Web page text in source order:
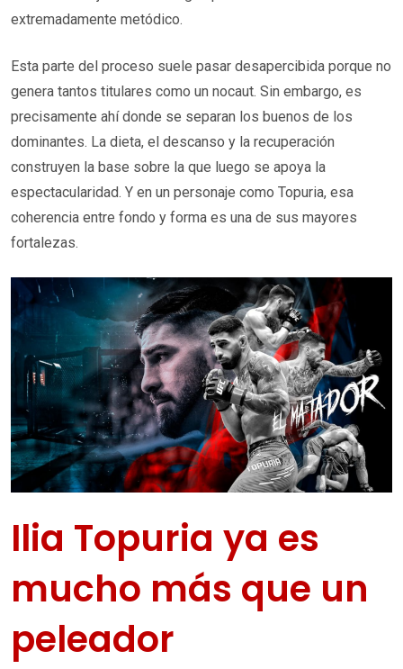
extremadamente metódico.
Esta parte del proceso suele pasar desapercibida porque no
genera tantos titulares como un nocaut. Sin embargo, es
precisamente ahí donde se separan los buenos de los
dominantes. La dieta, el descanso y la recuperación
construyen la base sobre la que luego se apoya la
espectacularidad. Y en un personaje como Topuria, esa
coherencia entre fondo y forma es una de sus mayores
fortalezas.
Ilia Topuria ya es
mucho más que un
peleador